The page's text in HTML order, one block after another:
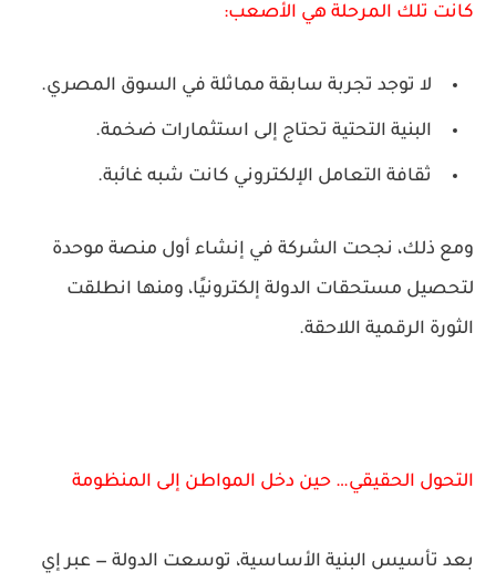
كانت تلك المرحلة هي الأصعب:
لا توجد تجربة سابقة مماثلة في السوق المصري.
البنية التحتية تحتاج إلى استثمارات ضخمة.
ثقافة التعامل الإلكتروني كانت شبه غائبة.
ومع ذلك، نجحت الشركة في إنشاء أول منصة موحدة
لتحصيل مستحقات الدولة إلكترونيًا، ومنها انطلقت
الثورة الرقمية اللاحقة.
التحول الحقيقي… حين دخل المواطن إلى المنظومة
بعد تأسيس البنية الأساسية، توسعت الدولة — عبر إي